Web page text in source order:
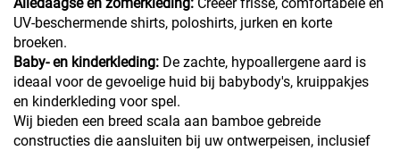
Alledaagse en zomerkleding: Creëer frisse, comfortabele en
UV-beschermende shirts, poloshirts, jurken en korte
broeken.
Baby- en kinderkleding: De zachte, hypoallergene aard is
ideaal voor de gevoelige huid bij babybody's, kruippakjes
en kinderkleding voor spel.
Wij bieden een breed scala aan bamboe gebreide
constructies die aansluiten bij uw ontwerpeisen, inclusief